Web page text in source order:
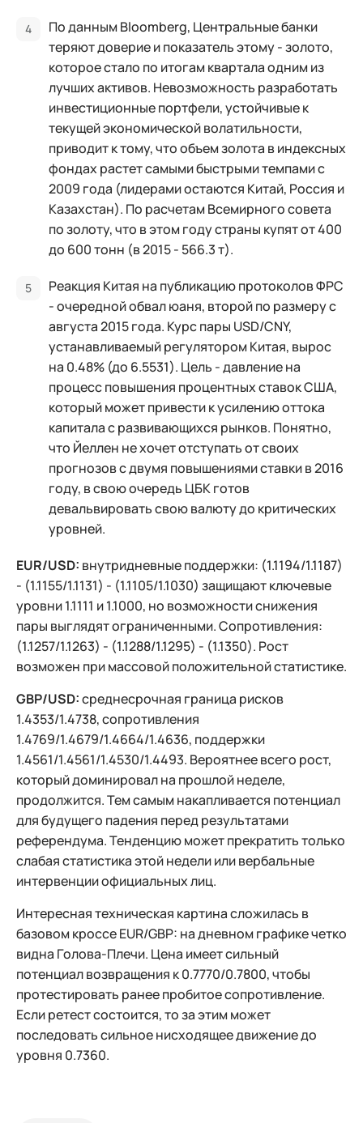
По данным Bloomberg, Центральные банки
теряют доверие и показатель этому - золото,
которое стало по итогам квартала одним из
лучших активов. Невозможность разработать
инвестиционные портфели, устойчивые к
текущей экономической волатильности,
приводит к тому, что объем золота в индексных
фондах растет самыми быстрыми темпами с
2009 года (лидерами остаются Китай, Россия и
Казахстан). По расчетам Всемирного совета
по золоту, что в этом году страны купят от 400
до 600 тонн (в 2015 - 566.3 т).
Реакция Китая на публикацию протоколов ФРС
- очередной обвал юаня, второй по размеру с
августа 2015 года. Курс пары USD/CNY,
устанавливаемый регулятором Китая, вырос
на 0.48% (до 6.5531). Цель - давление на
процесс повышения процентных ставок США,
который может привести к усилению оттока
капитала с развивающихся рынков. Понятно,
что Йеллен не хочет отступать от своих
прогнозов с двумя повышениями ставки в 2016
году, в свою очередь ЦБК готов
девальвировать свою валюту до критических
уровней.
EUR/USD: внутридневные поддержки: (1.1194/1.1187)
- (1.1155/1.1131) - (1.1105/1.1030) защищают ключевые
уровни 1.1111 и 1.1000, но возможности снижения
пары выглядят ограниченными. Сопротивления:
(1.1257/1.1263) - (1.1288/1.1295) - (1.1350). Рост
возможен при массовой положительной статистике.
GBP/USD:среднесрочная граница рисков
1.4353/1.4738, сопротивления
1.4769/1.4679/1.4664/1.4636, поддержки
1.4561/1.4561/1.4530/1.4493. Вероятнее всего рост,
который доминировал на прошлой неделе,
продолжится. Тем самым накапливается потенциал
для будущего падения перед результатами
референдума. Тенденцию может прекратить только
слабая статистика этой недели или вербальные
интервенции официальных лиц.
Интересная техническая картина сложилась в
базовом кроссе EUR/GBP: на дневном графике четко
видна Голова-Плечи. Цена имеет сильный
потенциал возвращения к 0.7770/0.7800, чтобы
протестировать ранее пробитое сопротивление.
Если ретест состоится, то за этим может
последовать сильное нисходящее движение до
уровня 0.7360.